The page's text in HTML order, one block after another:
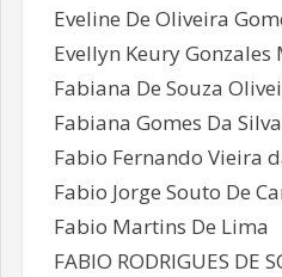
Eveline De Oliveira
Evellyn Keury
Fabiana De Souza
Fabiana Gomes Da
Fabio Fernando Vieira
Fabio Jorge Souto De
Fabio Martins De Lima
FABIO RODRIGUES DE